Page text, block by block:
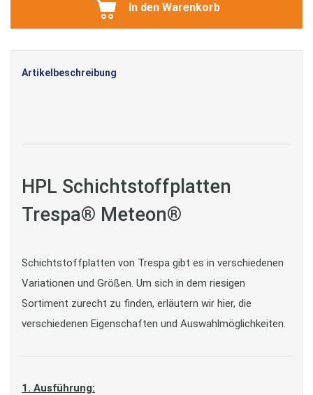
In den Warenkorb
Artikelbeschreibung
HPL Schichtstoffplatten
Trespa® Meteon®
Schichtstoffplatten von Trespa gibt es in verschiedenen
Variationen und Größen. Um sich in dem riesigen
Sortiment zurecht zu finden, erläutern wir hier, die
verschiedenen Eigenschaften und Auswahlmöglichkeiten.
1. Ausführung: